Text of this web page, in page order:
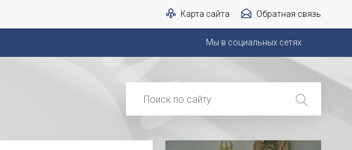
Карта сайта Обратная связь
Мы в социальных сетях